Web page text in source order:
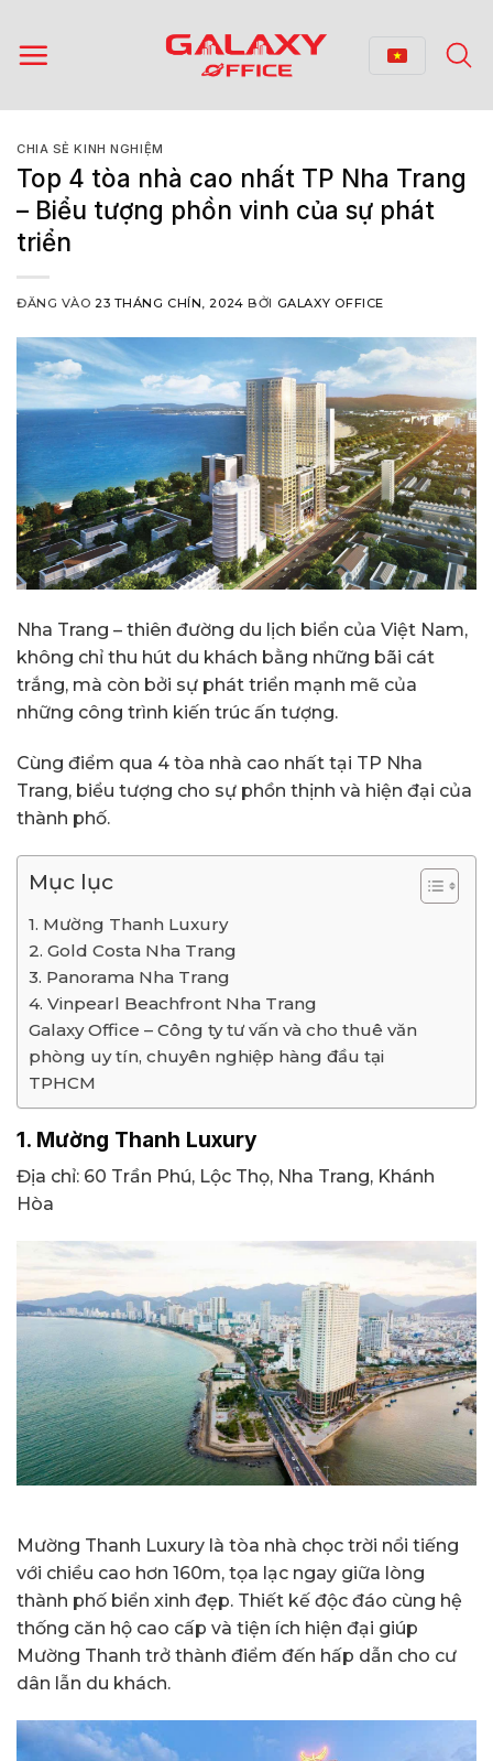
qua
nội
CHIA SẺ KINH NGHIỆM
Top 4 tòa nhà cao nhất TP Nha Trang
– Biểu tượng phồn vinh của sự phát
triển
ĐĂNG VÀO23 THÁNG CHÍN, 2024 BỞI GALAXY OFFICE
Nha Trang – thiên đường du lịch biển của Việt Nam,
không chỉ thu hút du khách bằng những bãi cát
trắng, mà còn bởi sự phát triển mạnh mẽ của
những công trình kiến trúc ấn tượng.
Cùng điểm qua 4 tòa nhà cao nhất tại TP Nha
Trang, biểu tượng cho sự phồn thịnh và hiện đại của
thành phố.
Mục lục
1. Mường Thanh Luxury
2. Gold Costa Nha Trang
3. Panorama Nha Trang
4. Vinpearl Beachfront Nha Trang
Galaxy Office – Công ty tư vấn và cho thuê văn
phòng uy tín, chuyên nghiệp hàng đầu tại
TPHCM
1. Mường Thanh Luxury
Địa chỉ: 60 Trần Phú, Lộc Thọ, Nha Trang, Khánh
Hòa
Mường Thanh Luxury là tòa nhà chọc trời nổi tiếng
với chiều cao hơn 160m, tọa lạc ngay giữa lòng
thành phố biển xinh đẹp. Thiết kế độc đáo cùng hệ
thống căn hộ cao cấp và tiện ích hiện đại giúp
Mường Thanh trở thành điểm đến hấp dẫn cho cư
dân lẫn du khách.